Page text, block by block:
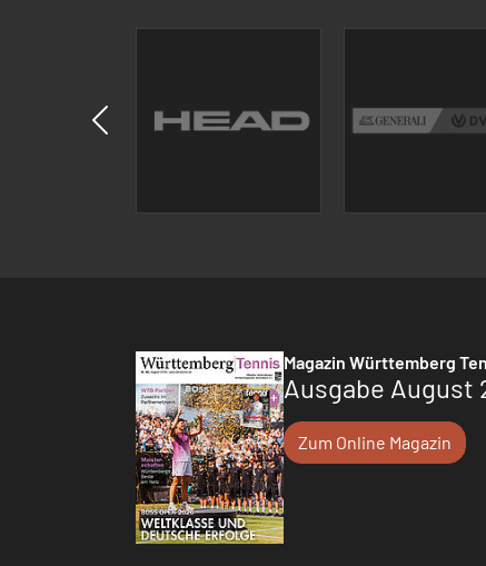
Magazin Württemberg
Ausgabe August
Zum Online Magazin